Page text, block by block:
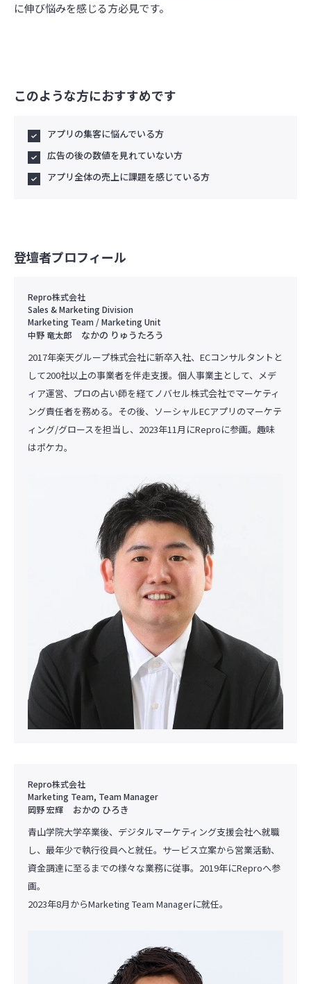
に伸び悩みを感じる方必見です。
このような方におすすめです
アプリの集客に悩んでいる方
広告の後の数値を見れていない方
アプリ全体の売上に課題を感じている方
登壇者プロフィール
Repro株式会社
Sales & Marketing Division
Marketing Team / Marketing Unit
中野 竜太郎
なかの りゅうたろう
2017年楽天グループ株式会社に新卒入社、ECコンサルタントと
して200社以上の事業者を伴走支援。個人事業主として、メデ
ィア運営、プロの占い師を経てノバセル株式会社でマーケティ
ング責任者を務める。その後、ソーシャルECアプリのマーケテ
ィング/グロースを担当し、2023年11月にReproに参画。趣味
はポケカ。
Repro株式会社
Marketing Team, Team Manager
岡野 宏輝
おかの ひろき
青山学院大学卒業後、デジタルマーケティング支援会社へ就職
し、最年少で執行役員へと就任。サービス立案から営業活動、
資金調達に至るまでの様々な業務に従事。2019年にReproへ参
画。
2023年8月からMarketing Team Managerに就任。